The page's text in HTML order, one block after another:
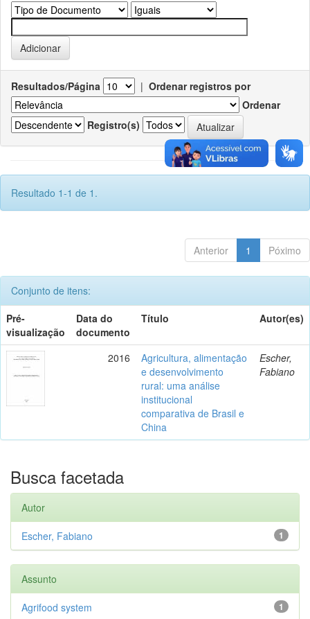
Resultados/Página | Ordenar registros por
Ordenar
Registro(s)
Resultado 1-1 de 1.
Anterior 1 Póximo
Conjunto de itens:
Pré-
visualização
Data do
documento
Título Autor(es)
2016
Agricultura, alimentação
e desenvolvimento
rural: uma análise
institucional
comparativa de Brasil e
China
Escher,
Fabiano
Busca facetada
Autor
1
Escher, Fabiano
Assunto
1
Agrifood system